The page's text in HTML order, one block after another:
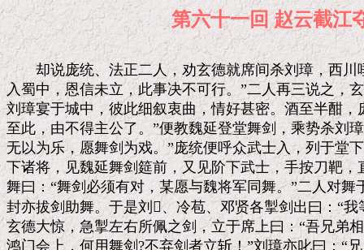
第六十一回 赵云
却说庞统、法正二人，劝玄德就席间杀刘璋，西川
入蜀中，恩信未立，此事决不可行。”二人再三说之，
刘璋宴于城中，彼此细叙衷曲，情好甚密。酒至半酣，
至此，由不得主公了。”便教魏延登堂舞剑，乘势杀刘
无以为乐，愿舞剑为戏。”庞统便呼众武士入，列于堂
下诸将，见魏延舞剑筵前，又见阶下武士，手按刀靶
舞曰：“舞剑必须有对，某愿与魏将军同舞。”二人对舞
封亦拔剑助舞。于是刘、冷苞、邓贤各掣剑出曰：“我
玄德大惊，急掣左右所佩之剑，立于席上曰：“吾兄弟
鸿门会上，何用舞剑?不弃剑者立斩！”刘璋亦叱曰：“